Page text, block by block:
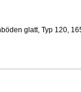
glatt, Typ 120,